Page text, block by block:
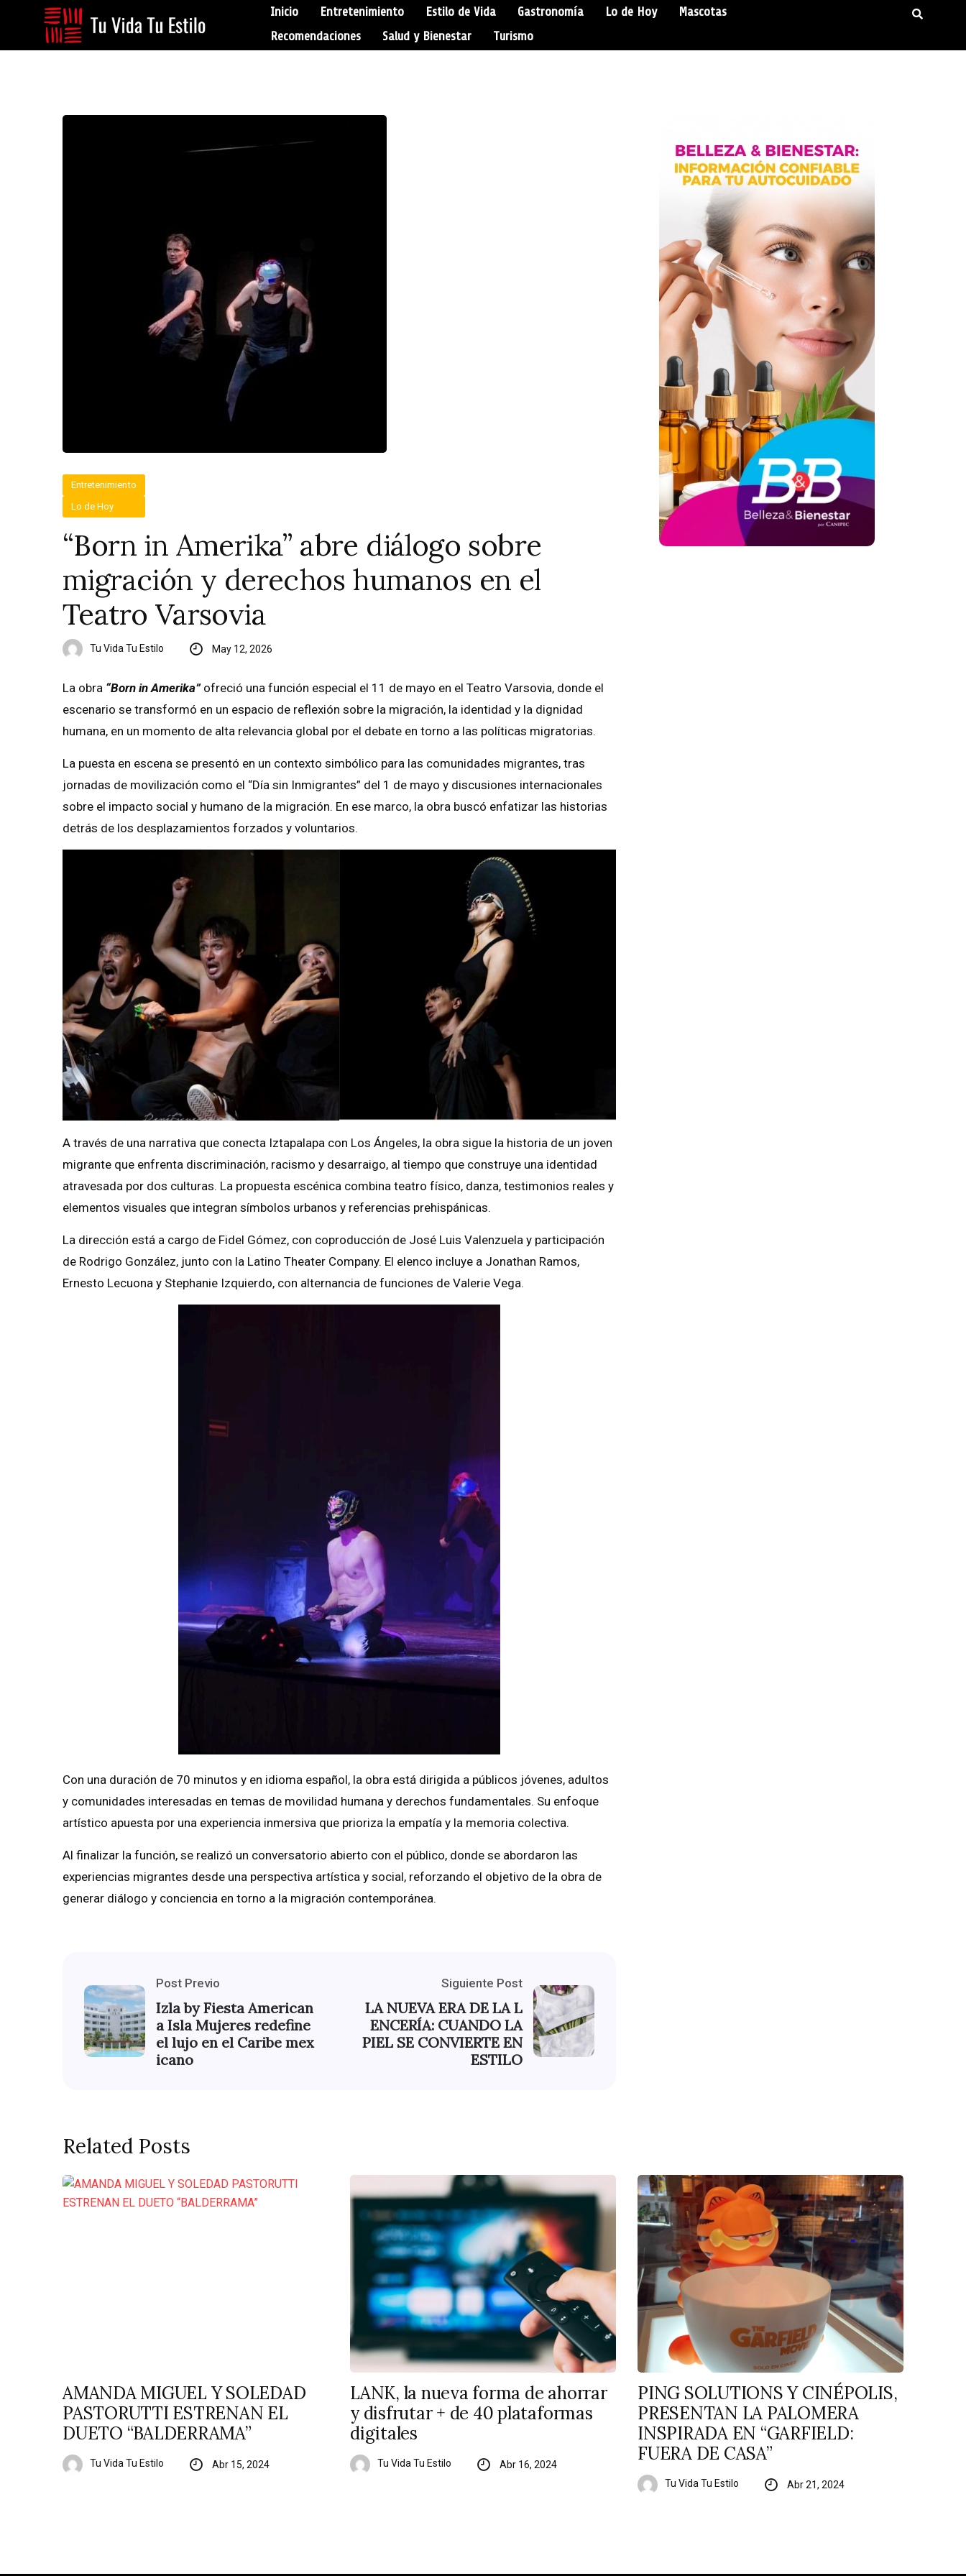
Inicio Entretenimiento Estilo de Vida Gastronomía Lo de Hoy
Mascotas
Recomendaciones
Salud y Bienestar Turismo
Entretenimiento
Lo de Hoy
“Born in Amerika” abre diálogo sobre
migración y derechos humanos en el
Teatro Varsovia
Tu Vida Tu Estilo May 12, 2026
La obra “Born in Amerika”ofreció una función especial el 11 de mayo en el Teatro Varsovia, donde el
escenario se transformó en un espacio de reflexión sobre la migración, la identidad y la dignidad
humana, en un momento de alta relevancia global por el debate en torno a las políticas migratorias.
La puesta en escena se presentó en un contexto simbólico para las comunidades migrantes, tras
jornadas de movilización como el “Día sin Inmigrantes” del 1 de mayo y discusiones internacionales
sobre el impacto social y humano de la migración. En ese marco, la obra buscó enfatizar las historias
detrás de los desplazamientos forzados y voluntarios.
A través de una narrativa que conecta Iztapalapa con Los Ángeles, la obra sigue la historia de un joven
migrante que enfrenta discriminación, racismo y desarraigo, al tiempo que construye una identidad
atravesada por dos culturas. La propuesta escénica combina teatro físico, danza, testimonios reales y
elementos visuales que integran símbolos urbanos y referencias prehispánicas.
La dirección está a cargo de Fidel Gómez, con coproducción de José Luis Valenzuela y participación
de Rodrigo González, junto con la Latino Theater Company. El elenco incluye a Jonathan Ramos,
Ernesto Lecuona y Stephanie Izquierdo, con alternancia de funciones de Valerie Vega.
Con una duración de 70 minutos y en idioma español, la obra está dirigida a públicos jóvenes, adultos
y comunidades interesadas en temas de movilidad humana y derechos fundamentales. Su enfoque
artístico apuesta por una experiencia inmersiva que prioriza la empatía y la memoria colectiva.
Al finalizar la función, se realizó un conversatorio abierto con el público, donde se abordaron las
experiencias migrantes desde una perspectiva artística y social, reforzando el objetivo de la obra de
generar diálogo y conciencia en torno a la migración contemporánea.
Post Previo
Izla by Fiesta American
a Isla Mujeres redefine
el lujo en el Caribe mex
icano
Siguiente Post
LA NUEVA ERA DE LA L
ENCERÍA: CUANDO LA
PIEL SE CONVIERTE EN
ESTILO
Related Posts
AMANDA MIGUEL Y SOLEDAD
PASTORUTTI ESTRENAN EL
DUETO “BALDERRAMA”
Tu Vida Tu Estilo Abr 15, 2024
LANK, la nueva forma de ahorrar
y disfrutar + de 40 plataformas
digitales
Tu Vida Tu Estilo Abr 16, 2024
PING SOLUTIONS Y CINÉPOLIS,
PRESENTAN LA PALOMERA
INSPIRADA EN “GARFIELD:
FUERA DE CASA”
Tu Vida Tu Estilo Abr 21, 2024